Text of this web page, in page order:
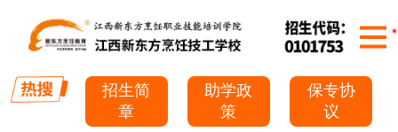
招生简
章
助学政
策
保专协
议